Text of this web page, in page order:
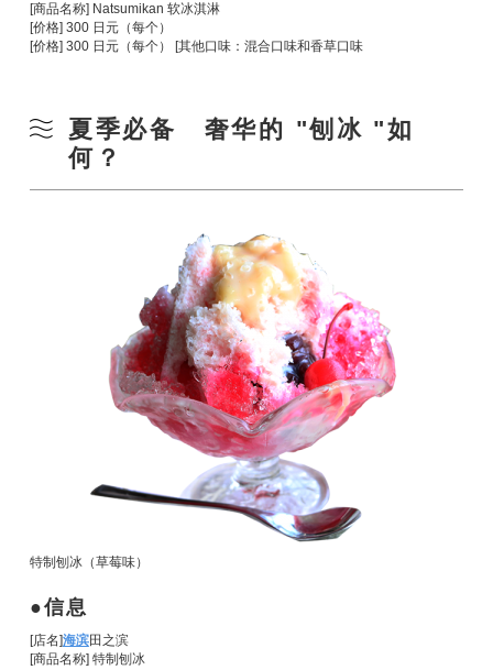
[商品名称] Natsumikan 软冰淇淋
[价格] 300 日元（每个）
[价格] 300 日元（每个） [其他口味：混合口味和香草口味
夏季必备 奢华的 "刨冰 "如
何？
特制刨冰（草莓味）
信息
[店名]海滨田之滨
[商品名称] 特制刨冰